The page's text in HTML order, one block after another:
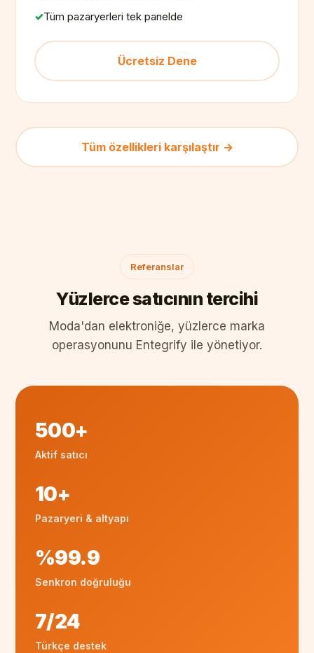
Tüm pazaryerleri tek panelde
Ücretsiz Dene
Tüm özellikleri karşılaştır →
Referanslar
Yüzlerce satıcının tercihi
Moda'dan elektroniğe, yüzlerce marka
operasyonunu Entegrify ile yönetiyor.
500+
Aktif satıcı
10+
Pazaryeri & altyapı
%99.9
Senkron doğruluğu
7/24
Türkçe destek